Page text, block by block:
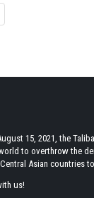
15, 2021, the
to overthrow the
Asian countries
us!